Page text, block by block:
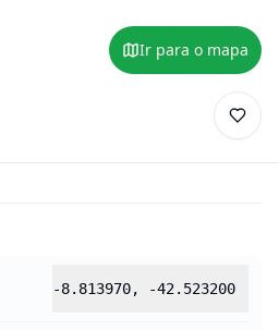
Ir para o mapa
-8.813970, -42.523200